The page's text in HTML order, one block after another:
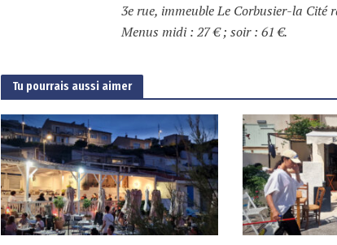
3e rue, immeuble Le Corbusier-la Cité
Menus midi : 27 € ; soir : 61 €.
Tu pourrais aussi aimer